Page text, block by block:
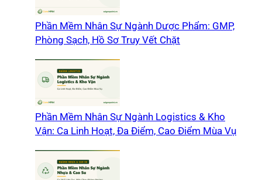
Phần Mềm Nhân Sự Ngành Dược Phẩm: GMP,
Phòng Sạch, Hồ Sơ Truy Vết Chặt
Phần Mềm Nhân Sự Ngành Logistics & Kho
Vận: Ca Linh Hoạt, Đa Điểm, Cao Điểm Mùa Vụ